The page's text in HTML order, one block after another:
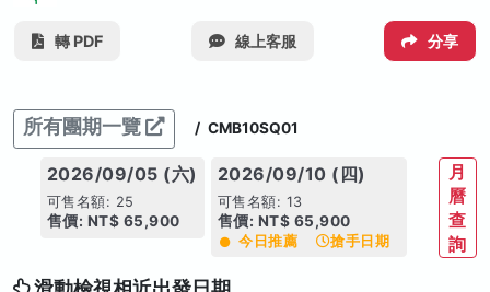
轉 PDF 線上客服 分享
所有團期一覽 / CMB10SQ01
2026/09/05 (六)
可售名額: 25
售價: NT$ 65,900
2026/09/10 (四)
可售名額: 13
售價: NT$ 65,900
今日推薦 搶手日期
2026/
可售名額
售價:
月
曆
查
詢